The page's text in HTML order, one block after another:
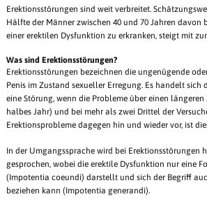
Erektionsstörungen sind weit verbreitet.
Hälfte der Männer zwischen 40 und 70 Jahren davon
einer erektilen Dysfunktion zu erkranken, steigt mit
Was sind Erektionsstörungen?
Erektionsstörungen bezeichnen die ungenügende
Penis im Zustand sexueller Erregung. Es handelt sich
eine Störung, wenn die Probleme über einen
halbes Jahr) und bei mehr als zwei Drittel der
Erektionsprobleme dagegen hin und wieder vor, ist
In der Umgangssprache wird bei Erektionsstörungen
gesprochen, wobei die erektile Dysfunktion nur eine
(Impotentia coeundi) darstellt und sich der Begriff
beziehen kann (Impotentia generandi).